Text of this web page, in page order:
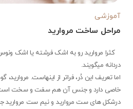
آموزشی
مراحل ساخت مروارید
کثرا مروارید رو به اشک فرشته یا اشک
دردانه میگویند.
اما تعریف این دُر، فراتر از اینهاست.
خاصی دارد و جنس آن هم سفت و سخت
درشکل های ست مروارید و نیم ست مروارید